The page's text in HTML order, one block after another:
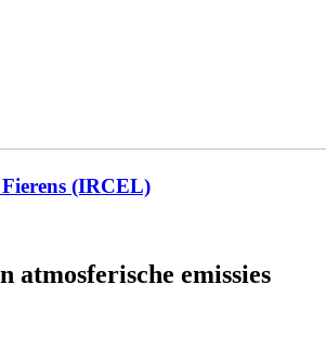
(IRCEL)
atmosferische emissies